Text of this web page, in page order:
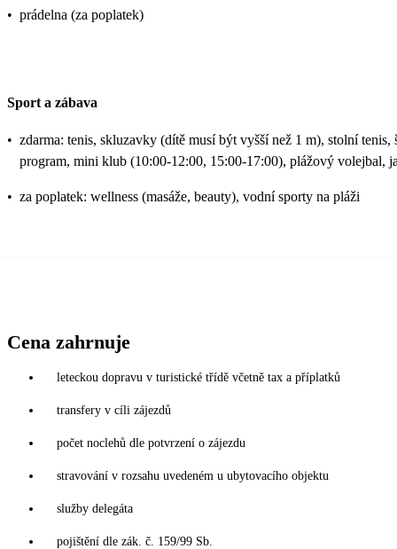
• prádelna (za poplatek)
Sport a zábava
• zdarma: tenis, skluzavky (dítě musí být vyšší než 1 m), stolní
program, mini klub (10:00-12:00, 15:00-17:00), plážový volejbal,
• za poplatek: wellness (masáže, beauty), vodní sporty na pláži
Cena zahrnuje
leteckou dopravu v turistické třídě včetně tax a příplatků
transfery v cíli zájezdů
počet noclehů dle potvrzení o zájezdu
stravování v rozsahu uvedeném u ubytovacího objektu
služby delegáta
pojištění dle zák. č. 159/99 Sb.